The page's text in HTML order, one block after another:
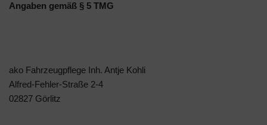
Angaben gemäß § 5 TMG
ako Fahrzeugpflege Inh. Antje Kohli
Alfred-Fehler-Straße 2-4
02827 Görlitz